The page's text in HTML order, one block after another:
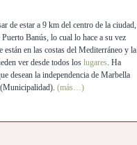
de estar a 9 km del centro de la ciudad,
Banús, lo cual lo hace a su vez
están en las costas del Mediterráneo y la
ver desde todos los lugares. Ha
desean la independencia de Marbella
(más…)